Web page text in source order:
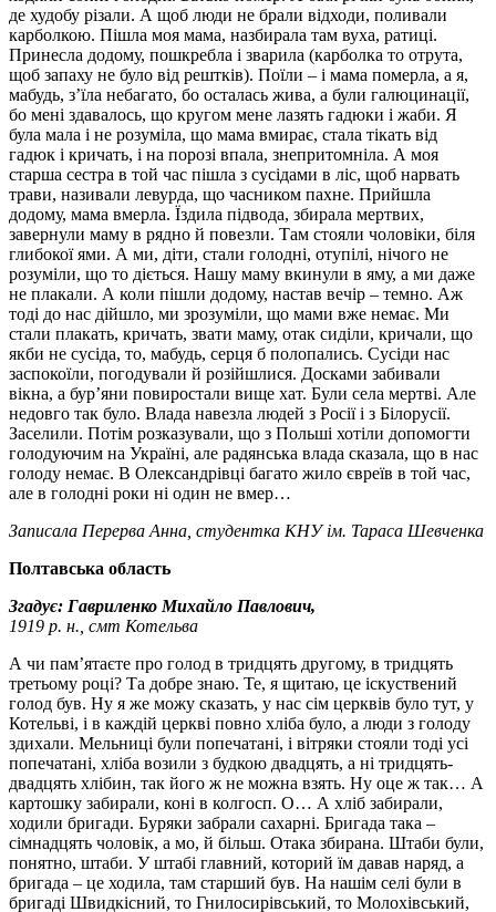
де худобу різали. А щоб люди не брали відходи, поливали
карболкою. Пішла моя мама, назбирала там вуха, ратиці.
Принесла додому, пошкребла і зварила (карболка то отрута,
щоб запаху не було від рештків). Поїли – і мама померла, а я,
мабудь, з’їла небагато, бо осталась жива, а були галюцинації,
бо мені здавалось, що кругом мене лазять гадюки і жаби. Я
була мала і не розуміла, що мама вмирає, стала тікать від
гадюк і кричать, і на порозі впала, знепритомніла. А моя
старша сестра в той час пішла з сусідами в ліс, щоб нарвать
трави, називали левурда, що часником пахне. Прийшла
додому, мама вмерла. Їздила підвода, збирала мертвих,
завернули маму в рядно й повезли. Там стояли чоловіки, біля
глибокої ями. А ми, діти, стали голодні, отупілі, нічого не
розуміли, що то діється. Нашу маму вкинули в яму, а ми даже
не плакали. А коли пішли додому, настав вечір – темно. Аж
тоді до нас дійшло, ми зрозуміли, що мами вже немає. Ми
стали плакать, кричать, звати маму, отак сиділи, кричали, що
якби не сусіда, то, мабудь, серця б полопались. Сусіди нас
заспокоїли, погодували й розійшлися. Досками забивали
вікна, а бур’яни повиростали вище хат. Були села мертві. Але
недовго так було. Влада навезла людей з Росії і з Білорусії.
Заселили. Потім розказували, що з Польші хотіли допомогти
голодуючим на Україні, але радянська влада сказала, що в нас
голоду немає. В Олександрівці багато жило євреїв в той час,
але в голодні роки ні один не вмер…
Записала Перерва Анна, студентка КНУ ім. Тараса Шевченка
Полтавська область
Згадує: Гавриленко Михайло Павлович,
1919 р. н., смт Котельва
А чи пам’ятаєте про голод в тридцять другому, в трид­цять
третьому році? Та добре знаю. Те, я щитаю, це іскуствений
голод був. Ну я же можу сказать, у нас сім церквів було тут, у
Котельві, і в каждій церкві повно хліба було, а люди з голоду
здихали. Мельниці були попечатані, і вітряки стояли тоді усі
попечатані, хліба возили з будкою двадцять, а ні тридцять-
двадцять хлібин, так його ж не можна взять. Ну оце ж так… А
картошку забирали, коні в колгосп. О… А хліб забирали,
ходили бригади. Буряки забрали сахарні. Бригада така –
сімнадцять чоловік, а мо, й більш. Отака збирана. Штаби були,
понятно, штаби. У штабі главний, которий їм давав наряд, а
бригада – це ходила, там старший був. На нашім селі були в
бригаді Швидкісний, то Гнилосирівський, то Молохівський,